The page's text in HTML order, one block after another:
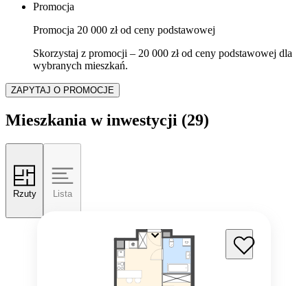
Promocja
Promocja 20 000 zł od ceny podstawowej
Skorzystaj z promocji – 20 000 zł od ceny podstawowej dla
wybranych mieszkań.
ZAPYTAJ O PROMOCJE
Mieszkania w inwestycji (29)
Rzuty Lista